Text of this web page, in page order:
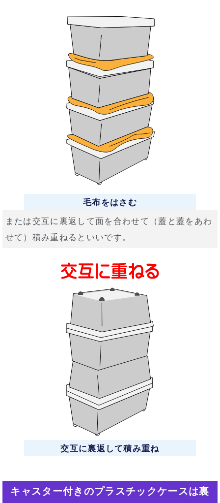
毛布をはさむ
または交互に裏返して面を合わせて（蓋と蓋をあわ
せて）積み重ねるといいです。
交互に裏返して積み重ね
キャスター付きのプラスチックケースは裏